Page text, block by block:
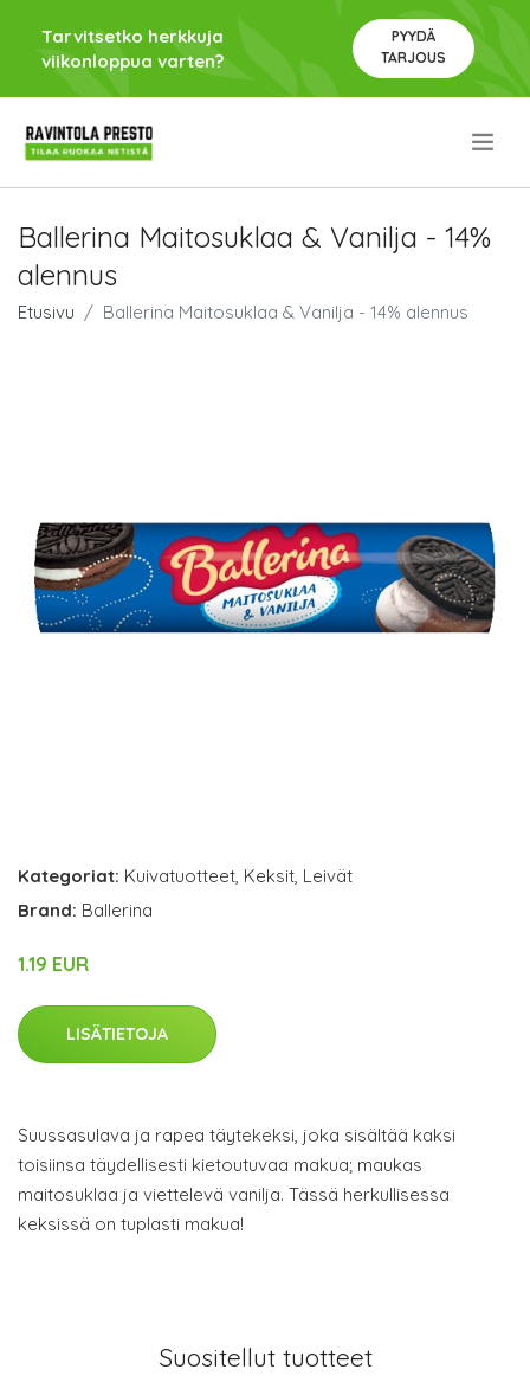
Tarvitsetko herkkuja
viikonloppua varten?
PYYDÄ
TARJOUS
Ballerina Maitosuklaa & Vanilja - 14%
alennus
Etusivu Ballerina Maitosuklaa & Vanilja - 14% alennus
Kategoriat: Kuivatuotteet, Keksit, Leivät
Brand: Ballerina
1.19 EUR
LISÄTIETOJA
Suussasulava ja rapea täytekeksi, joka sisältää kaksi
toisiinsa täydellisesti kietoutuvaa makua; maukas
maitosuklaa ja viettelevä vanilja. Tässä herkullisessa
keksissä on tuplasti makua!
Suositellut tuotteet